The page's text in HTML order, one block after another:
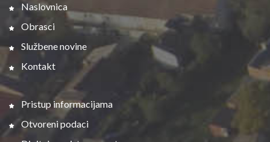
Naslovnica
Obrasci
Službene novine
Kontakt
Pristup informacijama
Otvoreni podaci